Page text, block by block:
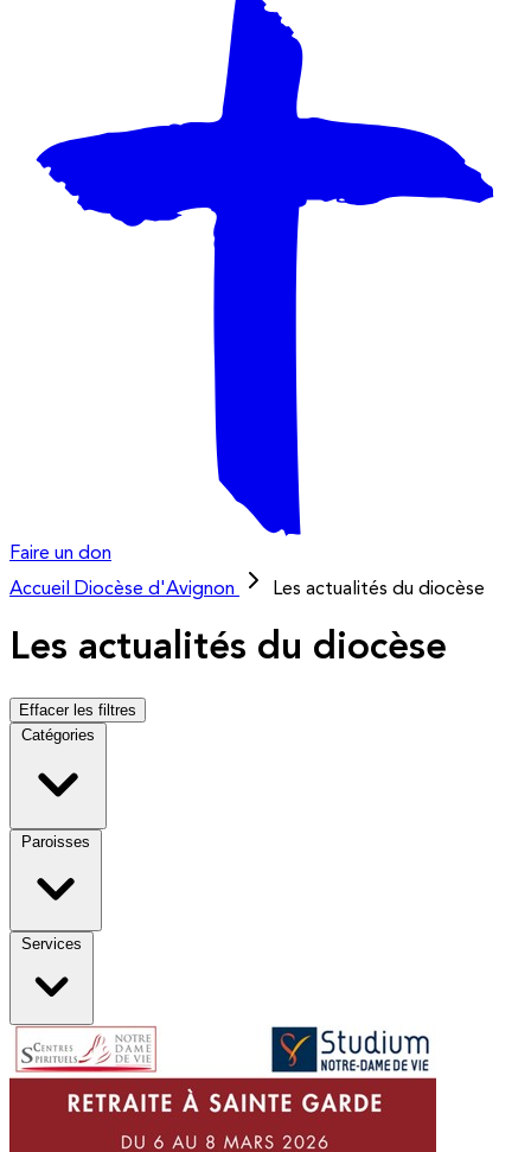
Faire un don
Accueil
Diocèse d'Avignon Les actualités du diocèse
Les actualités du diocèse
Effacer les filtres
Catégories
Paroisses
Services